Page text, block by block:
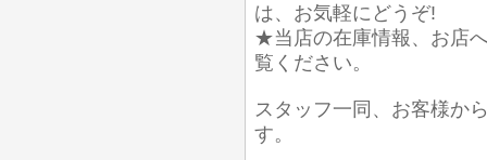
は、お気軽にどうぞ!
★当店の在庫情報、お店
覧ください。
スタッフ一同、お客様か
す。